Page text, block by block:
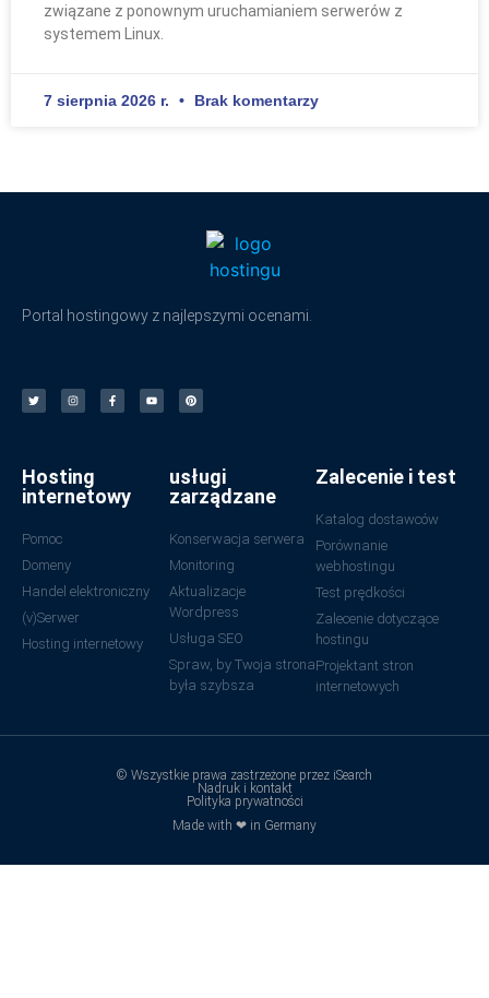
związane z ponownym uruchamianiem serwerów z
systemem Linux.
7 sierpnia 2026 r. Brak komentarzy
Portal hostingowy z najlepszymi ocenami.
Hosting
internetowy
Pomoc
Domeny
Handel elektroniczny
(v)Serwer
Hosting internetowy
usługi
zarządzane
Konserwacja serwera
Monitoring
Aktualizacje
Wordpress
Usługa SEO
Spraw, by Twoja strona
była szybsza
Zalecenie i test
Katalog dostawców
Porównanie
webhostingu
Test prędkości
Zalecenie dotyczące
hostingu
Projektant stron
internetowych
© Wszystkie prawa zastrzeżone przez iSearch
Nadruk i kontakt
Polityka prywatności
Made with ❤ in Germany